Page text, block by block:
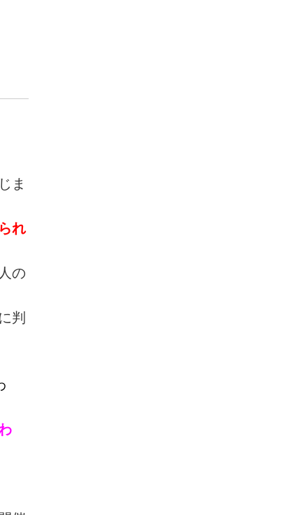
ま
れ
の
判
わ